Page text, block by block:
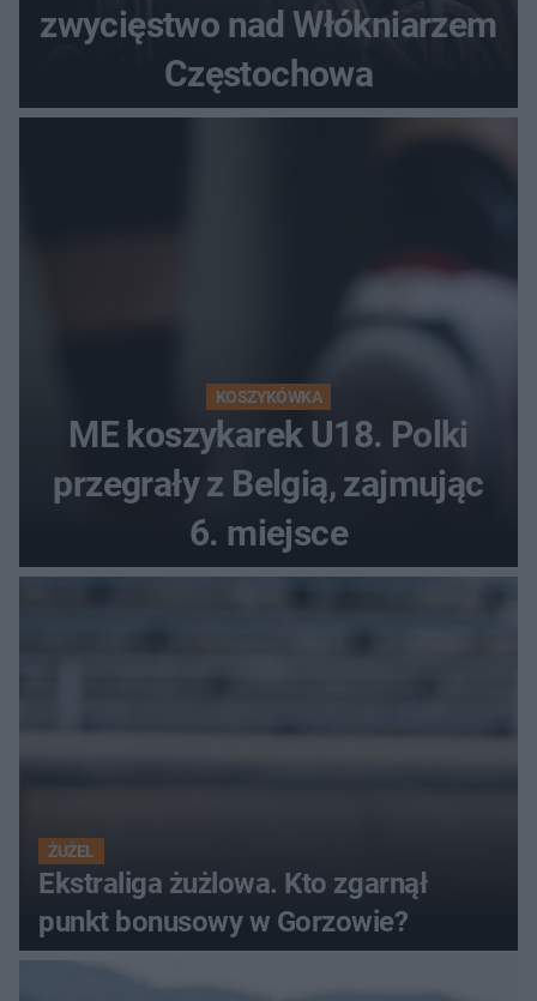
zwycięstwo nad Włókniarzem
Częstochowa
KOSZYKÓWKA
ME koszykarek U18. Polki
przegrały z Belgią, zajmując
6. miejsce
ŻUŻEL
Ekstraliga żużlowa. Kto zgarnął
punkt bonusowy w Gorzowie?